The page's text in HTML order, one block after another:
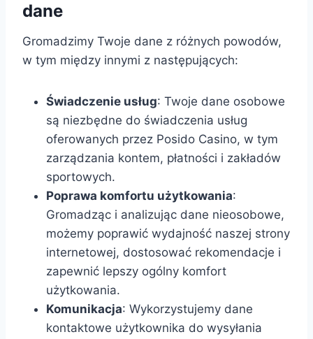
dane
Gromadzimy Twoje dane z różnych powodów,
w tym między innymi z następujących:
Świadczenie usług: Twoje dane osobowe
są niezbędne do świadczenia usług
oferowanych przez Posido Casino, w tym
zarządzania kontem, płatności i zakładów
sportowych.
Poprawa komfortu użytkowania:
Gromadząc i analizując dane nieosobowe,
możemy poprawić wydajność naszej strony
internetowej, dostosować rekomendacje i
zapewnić lepszy ogólny komfort
użytkowania.
Komunikacja: Wykorzystujemy dane
kontaktowe użytkownika do wysyłania